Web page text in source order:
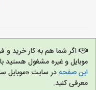
اگر شما هم به کار خرید و
موبایل و غیره مشغول هستید
این صفحهدر سایت «موبایل
معرفی کنید.